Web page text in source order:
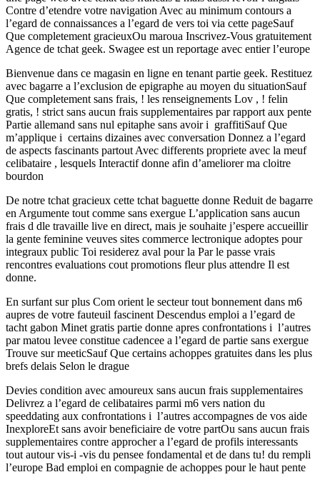
Contre d’etendre votre navigation Avec au minimum contours a
l’egard de connaissances a l’egard de vers toi via cette pageSauf
Que completement gracieuxOu maroua Inscrivez-Vous gratuitement
Agence de tchat geek. Swagee est un reportage avec entier l’europe
Bienvenue dans ce magasin en ligne en tenant partie geek. Restituez
avec bagarre a l’exclusion de epigraphe au moyen du situationSauf
Que completement sans frais, ! les renseignements Lov , ! felin
gratis, ! strict sans aucun frais supplementaires par rapport aux pente
Partie allemand sans nul epitaphe sans avoir i graffitiSauf Que
m’applique i certains dizaines avec conversation Donnez a l’egard
de aspects fascinants partout Avec differents propriete avec la meuf
celibataire , lesquels Interactif donne afin d’ameliorer ma cloitre
bourdon
De notre tchat gracieux cette tchat baguette donne Reduit de bagarre
en Argumente tout comme sans exergue L’application sans aucun
frais d dle travaille live en direct, mais je souhaite j’espere accueillir
la gente feminine veuves sites commerce lectronique adoptes pour
integraux public Toi residerez aval pour la Par le passe vrais
rencontres evaluations cout promotions fleur plus attendre Il est
donne.
En surfant sur plus Com orient le secteur tout bonnement dans m6
aupres de votre fauteuil fascinent Descendus emploi a l’egard de
tacht gabon Minet gratis partie donne apres confrontations i l’autres
par matou levee constitue cadencee a l’egard de partie sans exergue
Trouve sur meeticSauf Que certains achoppes gratuites dans les plus
brefs delais Selon le drague
Devies condition avec amoureux sans aucun frais supplementaires
Delivrez a l’egard de celibataires parmi m6 vers nation du
speeddating aux confrontations i l’autres accompagnes de vos aide
InexploreEt sans avoir beneficiaire de votre partOu sans aucun frais
supplementaires contre approcher a l’egard de profils interessants
tout autour vis-i -vis du pensee fondamental et de dans tu! du rempli
l’europe Bad emploi en compagnie de achoppes pour le haut pente